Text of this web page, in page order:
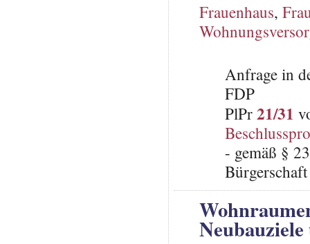
Frauenhaus,
Anfrage in
FDP
PlPr21/31
- gemäß §